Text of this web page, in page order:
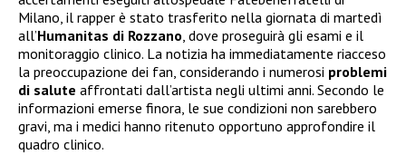
Milano, il rapper è stato trasferito nella giornata di martedì
all’Humanitas di Rozzano, dove proseguirà gli esami e il
monitoraggio clinico. La notizia ha immediatamente riacceso
la preoccupazione dei fan, considerando i numerosi problemi
di salute affrontati dall’artista negli ultimi anni. Secondo le
informazioni emerse finora, le sue condizioni non sarebbero
gravi, ma i medici hanno ritenuto opportuno approfondire il
quadro clinico.